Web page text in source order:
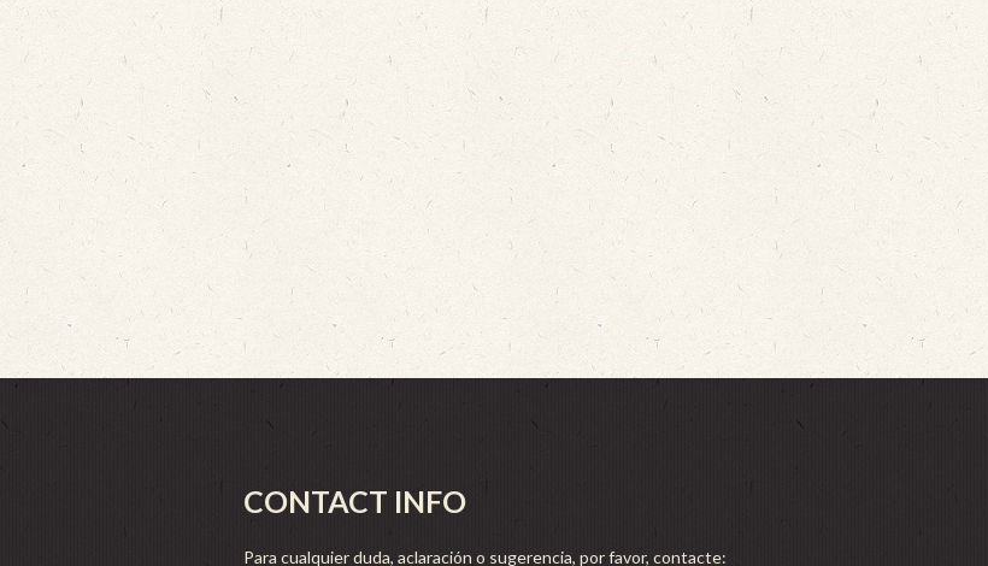
CONTACT INFO
Para cualquier duda, aclaración o sugerencia, por favor, contacte: